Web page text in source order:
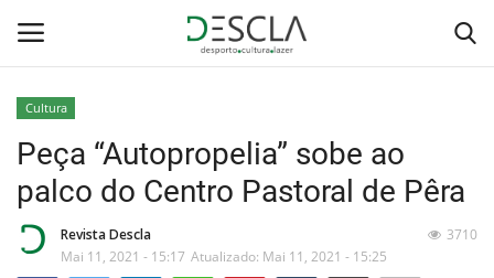
Home
...by Descla
Cultura
Peça “Autopropelia” sobe ao
palco do Centro Pastoral de Pêra
Revista Descla
Mai 11, 2021 - 15:17 Atualizado: Mai 11, 2021 - 15:25
3710